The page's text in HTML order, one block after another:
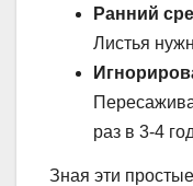
Ранний
Листья
раз в 3-4
Зная эти